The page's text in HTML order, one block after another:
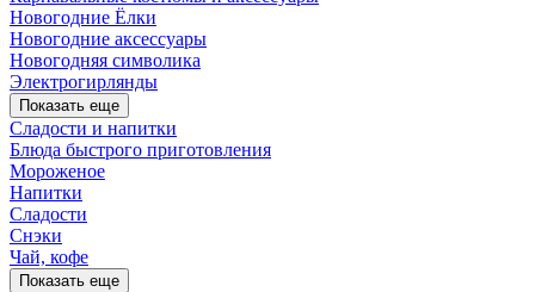
Новогодние Ёлки
Новогодние аксессуары
Новогодняя символика
Электрогирлянды
Показать еще
Сладости и напитки
Блюда быстрого приготовления
Мороженое
Напитки
Сладости
Снэки
Чай, кофе
Показать еще